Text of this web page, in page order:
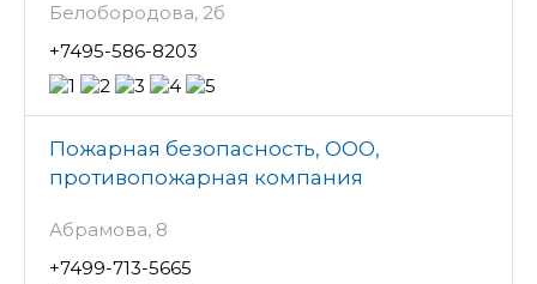
Белобородова, 2б
+7495-586-8203
Пожарная безопасность, ООО,
противопожарная компания
Абрамова, 8
+7499-713-5665